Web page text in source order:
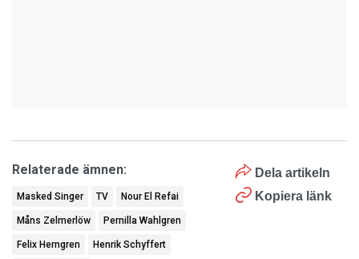
Dela artikeln
Kopiera länk
Relaterade ämnen:
Masked Singer TV Nour El Refai
Måns Zelmerlöw Pernilla Wahlgren
Felix Herngren Henrik Schyffert